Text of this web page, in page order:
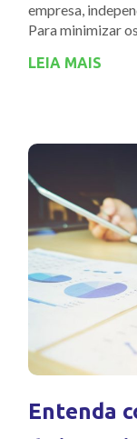
empresa,
Para minimizar
LEIA MAIS
Entenda